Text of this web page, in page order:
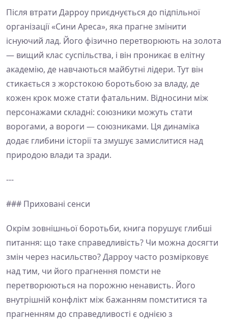
Після втрати Дарроу приєднується до підпільної
організації «Сини Ареса», яка прагне змінити
існуючий лад. Його фізично перетворюють на золота
— вищий клас суспільства, і він проникає в елітну
академію, де навчаються майбутні лідери. Тут він
стикається з жорстокою боротьбою за владу, де
кожен крок може стати фатальним. Відносини між
персонажами складні: союзники можуть стати
ворогами, а вороги — союзниками. Ця динаміка
додає глибини історії та змушує замислитися над
природою влади та зради.
---
### Приховані сенси
Окрім зовнішньої боротьби, книга порушує глибші
питання: що таке справедливість? Чи можна досягти
змін через насильство? Дарроу часто розмірковує
над тим, чи його прагнення помсти не
перетворюються на порожню ненависть. Його
внутрішній конфлікт між бажанням помститися та
прагненням до справедливості є однією з